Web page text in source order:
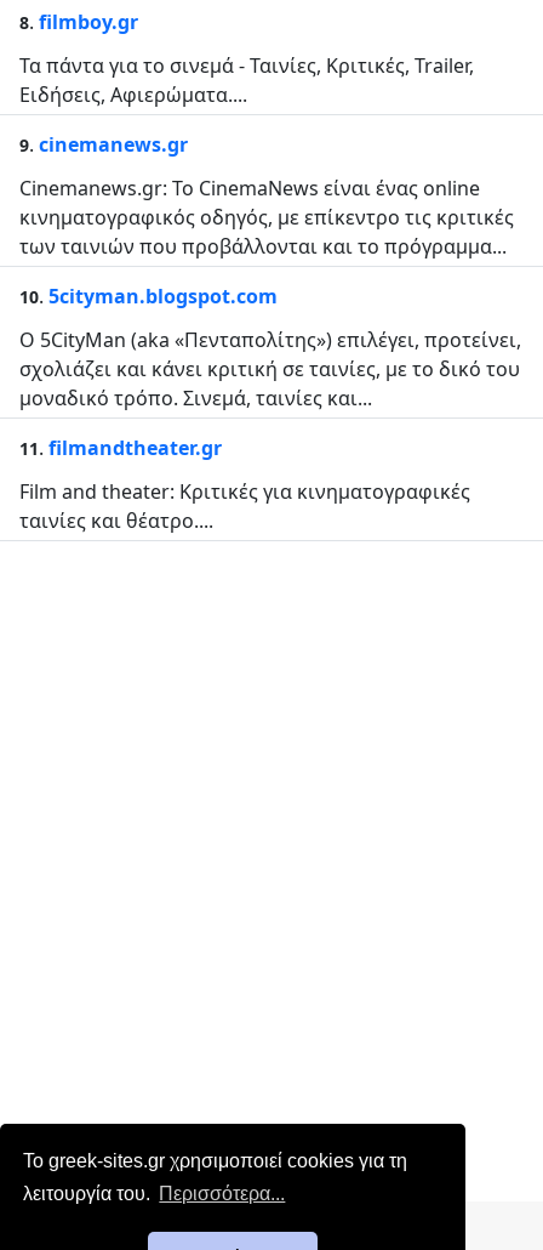
Το greek-sites.gr χρησιμοποιεί cookies για τη
λειτουργία του. Περισσότερα...
8. filmboy.gr
Τα πάντα για το σινεμά - Ταινίες, Κριτικές, Trailer,
Ειδήσεις, Αφιερώματα....
9. cinemanews.gr
Cinemanews.gr: Το CinemaNews είναι ένας online
κινηματογραφικός οδηγός, με επίκεντρο τις κριτικές
των ταινιών που προβάλλονται και το πρόγραμμα...
10. 5cityman.blogspot.com
Ο 5CityMan (aka «Πενταπολίτης») επιλέγει, προτείνει,
σχολιάζει και κάνει κριτική σε ταινίες, με το δικό του
μοναδικό τρόπο. Σινεμά, ταινίες και...
11. filmandtheater.gr
Film and theater: Κριτικές για κινηματογραφικές
ταινίες και θέατρο....
Επικοινωνία|Όροι χρήσης